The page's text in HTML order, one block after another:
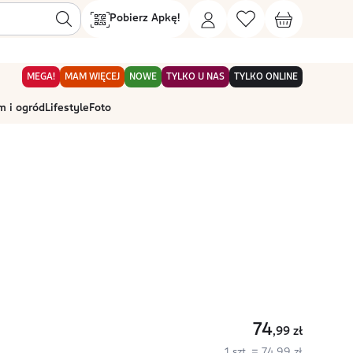
Pobierz Apkę!
MEGA! MAM WIĘCEJ NOWE TYLKO U NAS TYLKO ONLINE
i ogród Lifestyle Foto
74,99 zł